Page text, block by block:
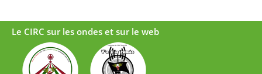
Le CIRC sur les ondes et sur le web